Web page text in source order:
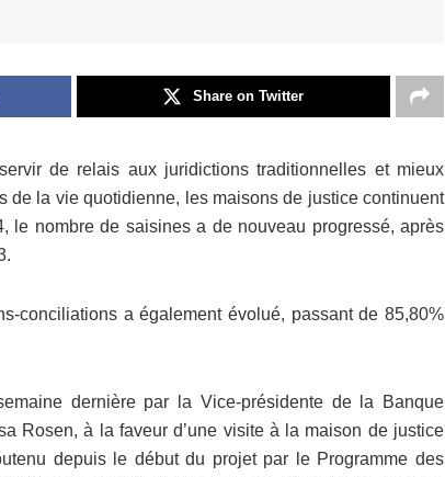
Share on Twitter
de relais aux juridictions traditionnelles et mieux
la vie quotidienne, les maisons de justice continuent
le nombre de saisines a de nouveau progressé, après
conciliations a également évolué, passant de 85,80%
dernière par la Vice-présidente de la Banque
Rosen, à la faveur d’une visite à la maison de justice
depuis le début du projet par le Programme des